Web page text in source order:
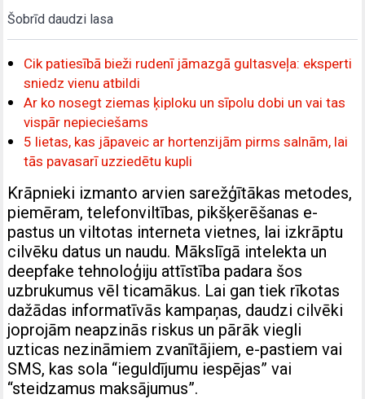
Šobrīd daudzi lasa
Cik patiesībā bieži rudenī jāmazgā gultasveļa: eksperti
sniedz vienu atbildi
Ar ko nosegt ziemas ķiploku un sīpolu dobi un vai tas
vispār nepieciešams
5 lietas, kas jāpaveic ar hortenzijām pirms salnām, lai
tās pavasarī uzziedētu kupli
Krāpnieki izmanto arvien sarežģītākas metodes,
piemēram, telefonviltības, pikšķerēšanas e-
pastus un viltotas interneta vietnes, lai izkrāptu
cilvēku datus un naudu. Mākslīgā intelekta un
deepfake tehnoloģiju attīstība padara šos
uzbrukumus vēl ticamākus. Lai gan tiek rīkotas
dažādas informatīvās kampaņas, daudzi cilvēki
joprojām neapzinās riskus un pārāk viegli
uzticas nezināmiem zvanītājiem, e-pastiem vai
SMS, kas sola “ieguldījumu iespējas” vai
“steidzamus maksājumus”.